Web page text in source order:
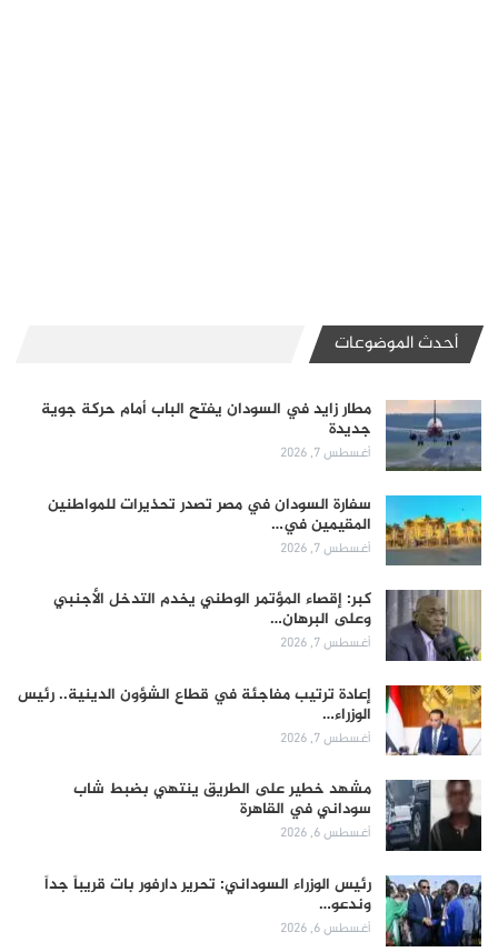
أحدث الموضوعات
مطار زايد في السودان يفتح الباب أمام حركة جوية
جديدة
أغسطس 7, 2026
سفارة السودان في مصر تصدر تحذيرات للمواطنين
المقيمين في…
أغسطس 7, 2026
كبر: إقصاء المؤتمر الوطني يخدم التدخل الأجنبي
وعلى البرهان…
أغسطس 7, 2026
إعادة ترتيب مفاجئة في قطاع الشؤون الدينية.. رئيس
الوزراء…
أغسطس 7, 2026
مشهد خطير على الطريق ينتهي بضبط شاب
سوداني في القاهرة
أغسطس 6, 2026
رئيس الوزراء السوداني: تحرير دارفور بات قريباً جداً
وندعو…
أغسطس 6, 2026